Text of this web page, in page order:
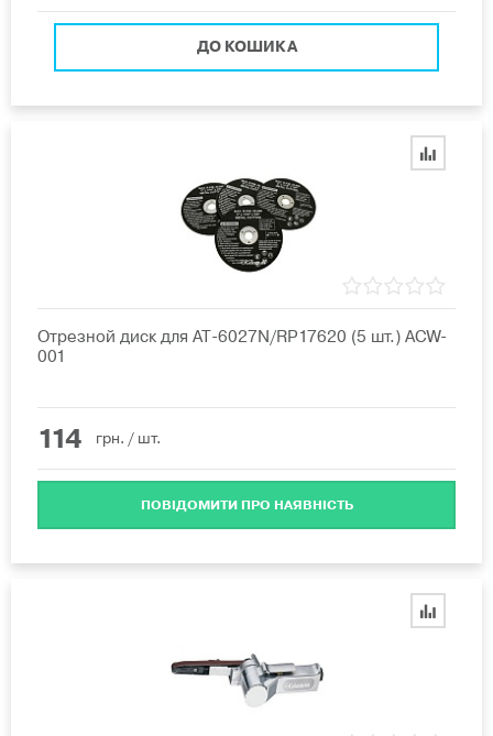
ДО КОШИКА
Отрезной диск для AT-6027N/RP17620 (5 шт.) ACW-
001
114 грн. / шт.
ПОВІДОМИТИ ПРО НАЯВНІСТЬ